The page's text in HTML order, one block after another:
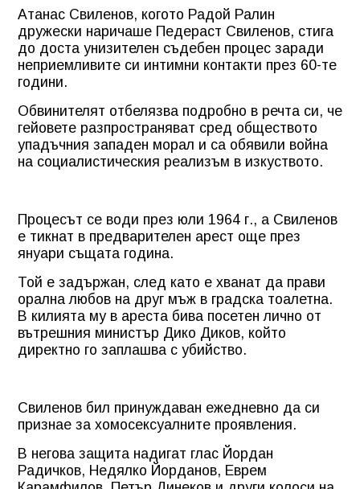
Атанас Свиленов, когото Радой Ралин
дружески наричаше Педераст Свиленов, стига
до доста унизителен съдебен процес заради
неприемливите си интимни контакти през 60-те
години.
Обвинителят отбелязва подробно в речта си, че
гейовете разпространяват сред обществото
упадъчния западен морал и са обявили война
на социалистическия реализъм в изкуството.
Процесът се води през юли 1964 г., а Свиленов
е тикнат в предварителен арест още през
януари същата година.
Той е задържан, след като е хванат да прави
орална любов на друг мъж в градска тоалетна.
В килията му в ареста бива посетен лично от
вътрешния министър Дико Диков, който
директно го заплашва с убийство.
Свиленов бил принуждаван ежедневно да си
признае за хомосексуалните проявления.
В негова защита надигат глас Йордан
Радичков, Недялко Йорданов, Еврем